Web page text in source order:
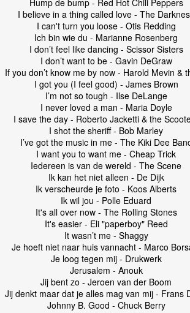
Hump de bump - Red Hot Chili Peppers
I believe in a thing called love - The
I can't turn you loose - Otis Redding
Ich bin wie du - Marianne Rosenberg
I don’t feel like dancing - Scissor Sisters
I don’t want to be - Gavin DeGraw
If you don’t know me by now - Harold Mevin &
I got you (I feel good) - James Brown
I’m not so tough - Ilse DeLange
I never loved a man - Maria Doyle
I save the day - Roberto Jacketti & the
I shot the sheriff - Bob Marley
I’ve got the music in me - The Kiki Dee
I want you to want me - Cheap Trick
Iedereen is van de wereld - The Scene
Ik kan het niet alleen - De Dijk
Ik verscheurde je foto - Koos Alberts
Ik wil jou - Polle Eduard
It's all over now - The Rolling Stones
It's easier - Eli "paperboy" Reed
It wasn’t me - Shaggy
Je hoeft niet naar huis vannacht - Marco
Je loog tegen mij - Drukwerk
Jerusalem - Anouk
Jij bent zo - Jeroen van der Boom
Jij denkt maar dat je alles mag van mij - Frans
Johnny B. Good - Chuck Berry